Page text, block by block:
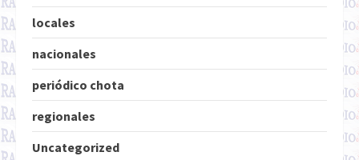
locales
nacionales
periódico chota
regionales
Uncategorized